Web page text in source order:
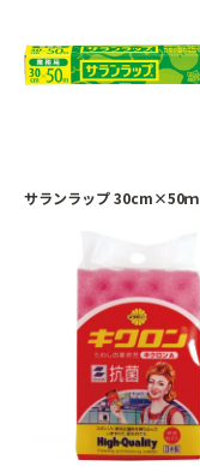
サランラップ 30cm×50ｍ